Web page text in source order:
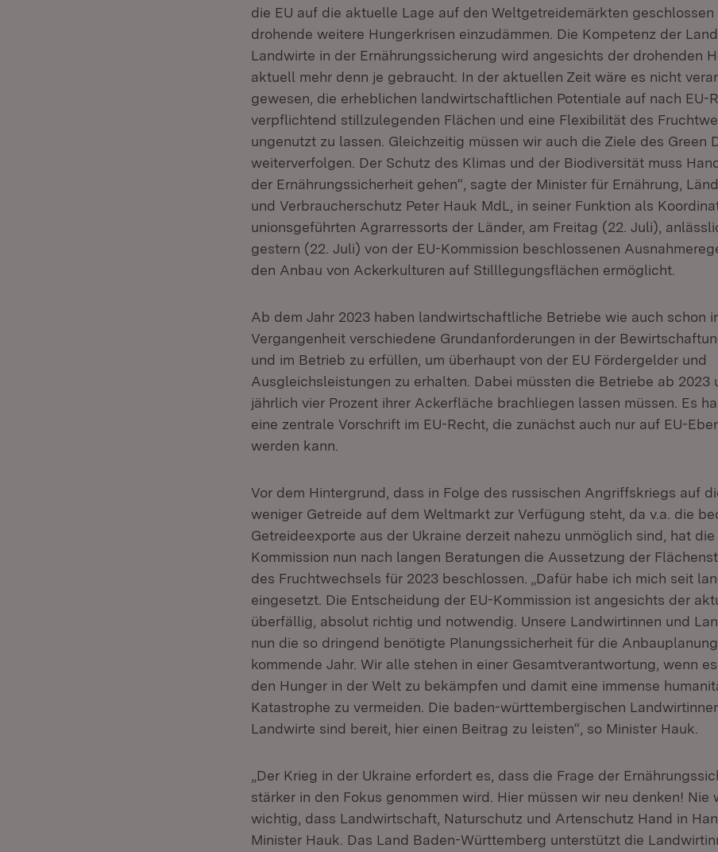
die EU auf die aktuelle Lage auf den Weltgetreidemärkten geschlossen
drohende weitere Hungerkrisen einzudämmen. Die Kompetenz der
Landwirte in der Ernährungssicherung wird angesichts der drohenden
aktuell mehr denn je gebraucht. In der aktuellen Zeit wäre es nicht
gewesen, die erheblichen landwirtschaftlichen Potentiale auf nach EU-
verpflichtend stillzulegenden Flächen und eine Flexibilität des
ungenutzt zu lassen. Gleichzeitig müssen wir auch die Ziele des Green
weiterverfolgen. Der Schutz des Klimas und der Biodiversität muss
der Ernährungssicherheit gehen“, sagte der Minister für Ernährung,
und Verbraucherschutz Peter Hauk MdL, in seiner Funktion als
unionsgeführten Agrarressorts der Länder, am Freitag (22. Juli),
gestern (22. Juli) von der EU-Kommission beschlossenen
den Anbau von Ackerkulturen auf Stilllegungsflächen ermöglicht.
Ab dem Jahr 2023 haben landwirtschaftliche Betriebe wie auch schon
Vergangenheit verschiedene Grundanforderungen in der
und im Betrieb zu erfüllen, um überhaupt von der EU Fördergelder und
Ausgleichsleistungen zu erhalten. Dabei müssten die Betriebe ab 2023
jährlich vier Prozent ihrer Ackerfläche brachliegen lassen müssen. Es
eine zentrale Vorschrift im EU-Recht, die zunächst auch nur auf EU-
werden kann.
Vor dem Hintergrund, dass in Folge des russischen Angriffskriegs auf
weniger Getreide auf dem Weltmarkt zur Verfügung steht, da v.a. die
Getreideexporte aus der Ukraine derzeit nahezu unmöglich sind, hat die
Kommission nun nach langen Beratungen die Aussetzung der
des Fruchtwechsels für 2023 beschlossen. „Dafür habe ich mich seit
eingesetzt. Die Entscheidung der EU-Kommission ist angesichts der
überfällig, absolut richtig und notwendig. Unsere Landwirtinnen und
nun die so dringend benötigte Planungssicherheit für die
kommende Jahr. Wir alle stehen in einer Gesamtverantwortung, wenn
den Hunger in der Welt zu bekämpfen und damit eine immense
Katastrophe zu vermeiden. Die baden-württembergischen
Landwirte sind bereit, hier einen Beitrag zu leisten“, so Minister Hauk.
„Der Krieg in der Ukraine erfordert es, dass die Frage der
stärker in den Fokus genommen wird. Hier müssen wir neu denken! Nie
wichtig, dass Landwirtschaft, Naturschutz und Artenschutz Hand in
Minister Hauk. Das Land Baden-Württemberg unterstützt die